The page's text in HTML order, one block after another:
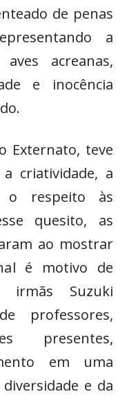
de penas
a
acreanas,
e inocência
Externato, teve
criatividade, a
o respeito às
quesito, as
ao mostrar
é motivo de
Suzuki
professores,
presentes,
em uma
e da